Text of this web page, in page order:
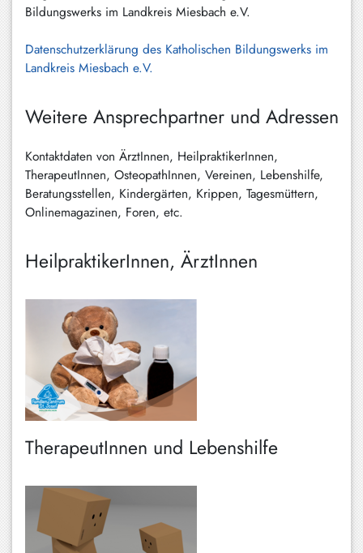
Bildungswerks im Landkreis Miesbach e.V.
Datenschutzerklärung des Katholischen Bildungswerks im
Landkreis Miesbach e.V.
Weitere Ansprechpartner und Adressen
Kontaktdaten von ÄrztInnen, HeilpraktikerInnen,
TherapeutInnen, OsteopathInnen, Vereinen, Lebenshilfe,
Beratungsstellen, Kindergärten, Krippen, Tagesmüttern,
Onlinemagazinen, Foren, etc.
HeilpraktikerInnen, ÄrztInnen
TherapeutInnen und Lebenshilfe